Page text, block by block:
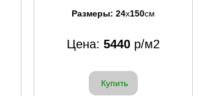
Размеры: 24x150см
Цена: 5440 р/м2
Купить